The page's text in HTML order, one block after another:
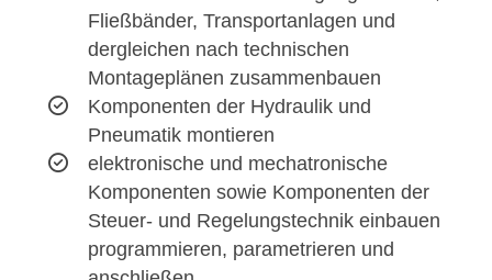
Fließbänder, Transportanlagen und
dergleichen nach technischen
Montageplänen zusammenbauen
Komponenten der Hydraulik und
Pneumatik montieren
elektronische und mechatronische
Komponenten sowie Komponenten der
Steuer- und Regelungstechnik einbauen
programmieren, parametrieren und